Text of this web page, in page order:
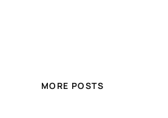
MORE POSTS